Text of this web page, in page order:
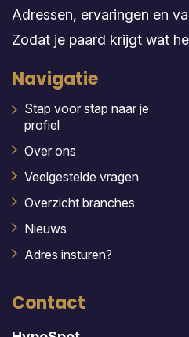
Adressen, ervaringen en
Zodat je paard krijgt wat
Navigatie
Stap voor stap naar je
profiel
Over ons
Veelgestelde vragen
Overzicht branches
Nieuws
Adres insturen?
Contact